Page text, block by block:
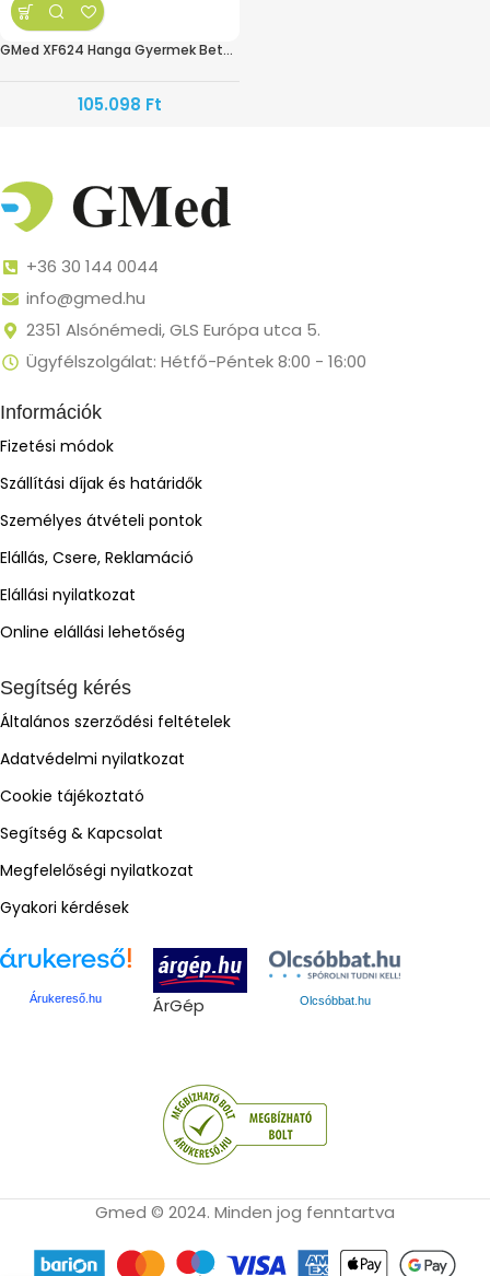
GMed XF624 Hanga Gyermek Betegágy
105.098 Ft
+36 30 144 0044
info@gmed.hu
2351 Alsónémedi, GLS Európa utca 5.
Ügyfélszolgálat: Hétfő-Péntek 8:00 - 16:00
Információk
Fizetési módok
Szállítási díjak és határidők
Személyes átvételi pontok
Elállás, Csere, Reklamáció
Elállási nyilatkozat
Online elállási lehetőség
Segítség kérés
Általános szerződési feltételek
Adatvédelmi nyilatkozat
Cookie tájékoztató
Segítség & Kapcsolat
Megfelelőségi nyilatkozat
Gyakori kérdések
Árukereső.hu ÁrGép Olcsóbbat.hu
Gmed © 2024. Minden jog fenntartva